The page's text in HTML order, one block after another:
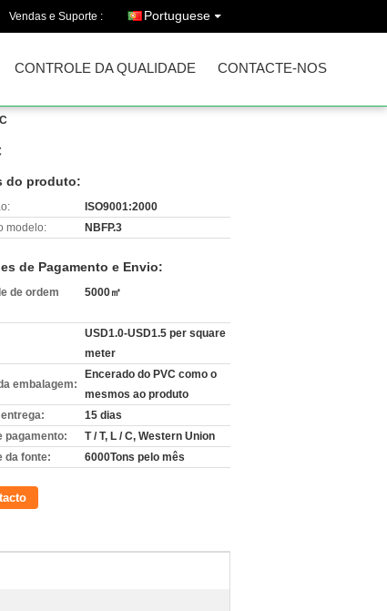
Vendas e Suporte : Portuguese
CONTROLE DA QUALIDADE CONTACTE-NOS
do produto:
ISO9001:2000
modelo:
NBFP.3
de Pagamento e Envio:
de ordem
5000㎡
USD1.0-USD1.5 per square
meter
embalagem:
Encerado do PVC como o
mesmos ao produto
15 dias
pagamento:
T / T, L / C, Western Union
da fonte:
6000Tons pelo mês